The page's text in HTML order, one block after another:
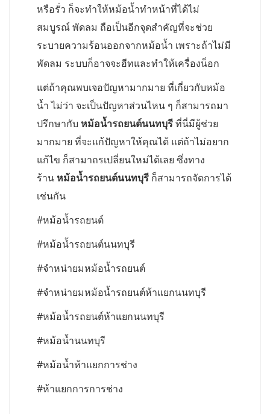
หรือรั่ว ก็จะทำให้หม้อน้ำทำหน้าที่ได้ไม่
สมบูรณ์ พัดลม ถือเป็นอีกจุดสำคัญที่จะช่วย
ระบายความร้อนออกจากหม้อน้ำ เพราะถ้าไม่มี
พัดลม ระบบก็อาจจะฮีทและทำให้เครื่องน็อก
แต่ถ้าคุณพบเจอปัญหามากมาย ที่เกี่ยวกับหม้อ
น้ำ ไม่ว่า จะเป็นปัญหาส่วนไหน ๆ ก็สามารถมา
ปรึกษากับ หม้อน้ำรถยนต์นนทบุรีที่นี่มีผู้ช่วย
มากมาย ที่จะแก้ปัญหาให้คุณได้ แต่ถ้าไม่อยาก
แก้ไข ก็สามาถรเปลี่ยนใหม่ได้เลย ซึ่งทาง
ร้าน หม้อน้ำรถยนต์นนทบุรี ก็สามารถจัดการได้
เช่นกัน
#หม้อน้ำรถยนต์
#หม้อน้ำรถยนต์นนทบุรี
#จำหน่ายมหม้อน้ำรถยนต์
#จำหน่ายมหม้อน้ำรถยนต์ห้าแยกนนทบุรี
#หม้อน้ำรถยนต์ห้าแยกนนทบุรี
#หม้อน้ำนนทบุรี
#หม้อน้ำห้าแยกการช่าง
#ห้าแยกการการช่าง